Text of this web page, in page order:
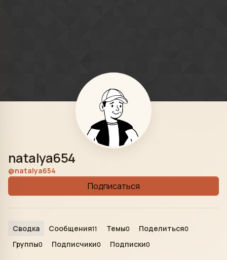
natalya654
@natalya654
Подписаться
Сводка Сообщения11 Темы0 Поделиться0
Группы0 Подписчики0 Подписки0